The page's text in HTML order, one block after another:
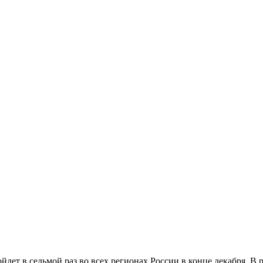
в седьмой раз во всех регионах России в конце декабря. В